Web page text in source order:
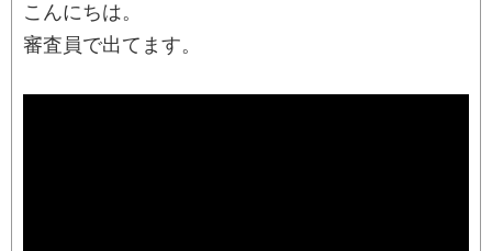
こんにちは。
審査員で出てます。